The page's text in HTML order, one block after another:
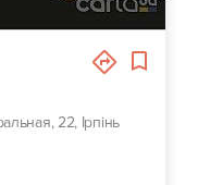
22, Ірпінь